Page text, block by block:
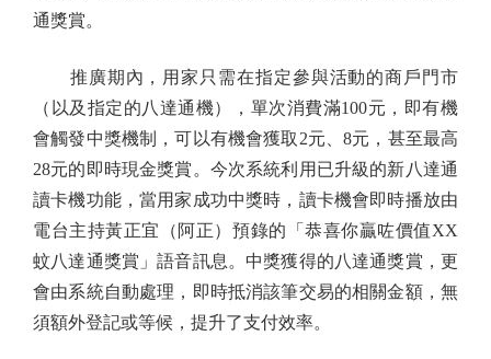
通獎賞。
推廣期內，用家只需在指定參與活動的商戶門市
（以及指定的八達通機），單次消費滿100元，即有機
會觸發中獎機制，可以有機會獲取2元、8元，甚至最高
28元的即時現金獎賞。今次系統利用已升級的新八達通
讀卡機功能，當用家成功中獎時，讀卡機會即時播放由
電台主持黃正宜（阿正）預錄的「恭喜你贏咗價值XX
蚊八達通獎賞」語音訊息。中獎獲得的八達通獎賞，更
會由系統自動處理，即時抵消該筆交易的相關金額，無
須額外登記或等候，提升了支付效率。